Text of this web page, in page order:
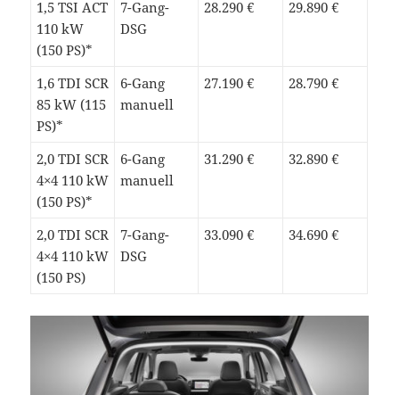
1,5 TSI ACT
110 kW
(150 PS)*
7-Gang-
DSG
28.290 € 29.890 €
1,6 TDI SCR
85 kW (115
PS)*
6-Gang
manuell
27.190 € 28.790 €
2,0 TDI SCR
4×4 110 kW
(150 PS)*
6-Gang
manuell
31.290 € 32.890 €
2,0 TDI SCR
4×4 110 kW
(150 PS)
7-Gang-
DSG
33.090 € 34.690 €